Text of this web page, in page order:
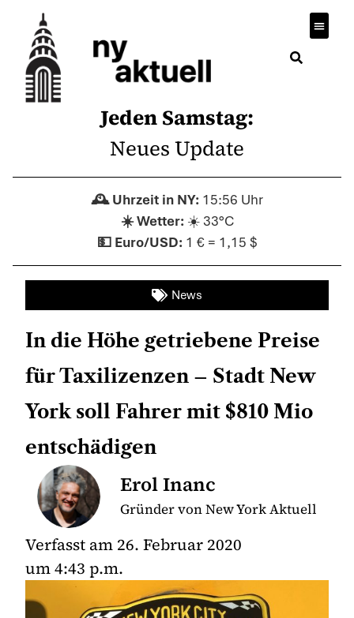
Jeden Samstag:
Neues Update
15:56 Uhr
☀️ 33°C
1 € = 1,15 $
News
In die Höhe getriebene Preise
für Taxilizenzen – Stadt New
York soll Fahrer mit $810 Mio
entschädigen
Erol Inanc
Gründer von New York Aktuell
Verfasst am 26. Februar 2020
um4:43 p.m.